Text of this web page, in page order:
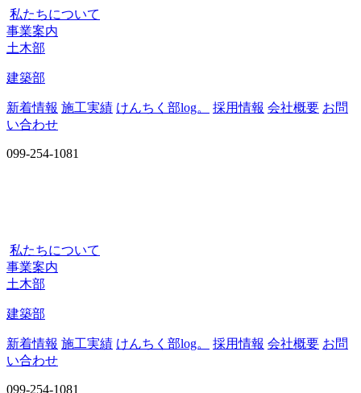
私たちについて
事業案内
土木部
建築部
新着情報 施工実績 けんちく部log。 採用情報 会社概要 お問
い合わせ
099-254-1081
私たちについて
事業案内
土木部
建築部
新着情報 施工実績 けんちく部log。 採用情報 会社概要 お問
い合わせ
099-254-1081